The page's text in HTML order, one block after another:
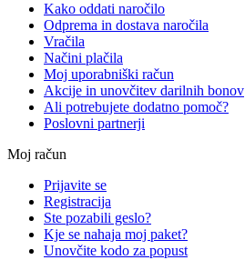
Kako oddati naročilo
Odprema in dostava naročila
Vračila
Načini plačila
Moj uporabniški račun
Akcije in unovčitev darilnih bonov
Ali potrebujete dodatno pomoč?
Poslovni partnerji
Moj račun
Prijavite se
Registracija
Ste pozabili geslo?
Kje se nahaja moj paket?
Unovčite kodo za popust